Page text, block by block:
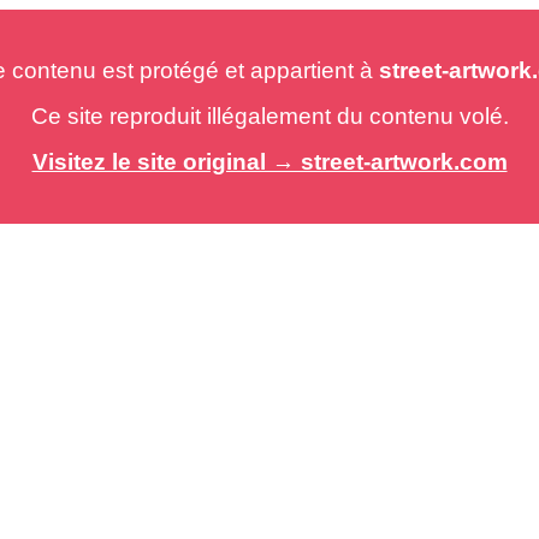
est protégé et appartient à street-
Ce site reproduit illégalement du contenu volé.
Visitez le site original → street-artwork.com